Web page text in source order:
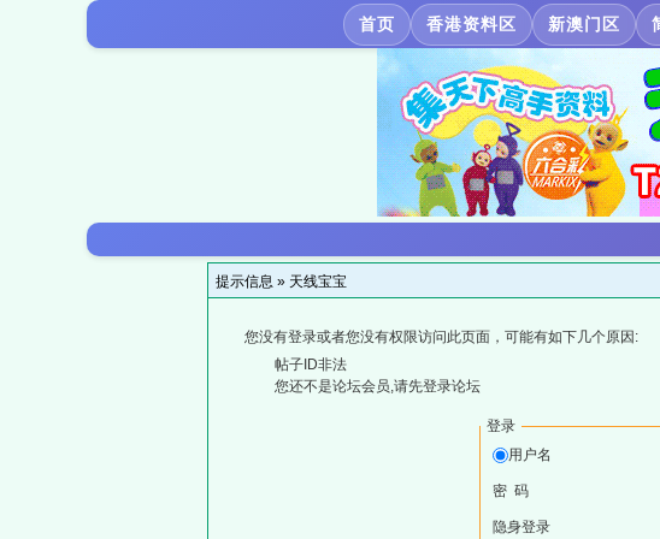
首页 香港资料区 新澳门区
提示信息 » 天线宝宝
您没有登录或者您没有权限访问此页面，可能有如下几个原因:
帖子ID非法
您还不是论坛会员,请先登录论坛
登录
用户名
密 码
隐身登录